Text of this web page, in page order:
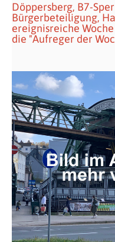
Döppersberg, B7-
Bürgerbeteiligung,
ereignisreiche
die "Aufreger der